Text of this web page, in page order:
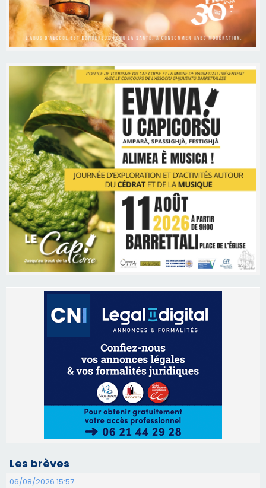
Les brèves
Ucciani – Marché des producteurs à Cruculi le
Corte – L’association A Nuciola organise une
projection sous les étoiles
Alata - Soirée Tango Argentin au stade de San
Benedetto